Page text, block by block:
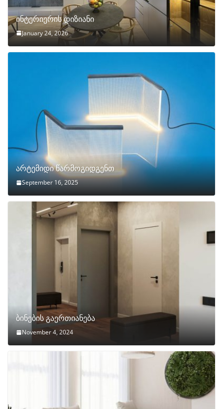
ინტერიერის დიზიანი
January 24, 2026
არტემიდი წარმოგიდგენთ
September 16, 2025
ბინების გაერთიანება
November 4, 2024